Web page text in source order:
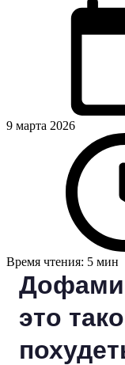
9 марта 2026
Время чтения: 5 мин
это